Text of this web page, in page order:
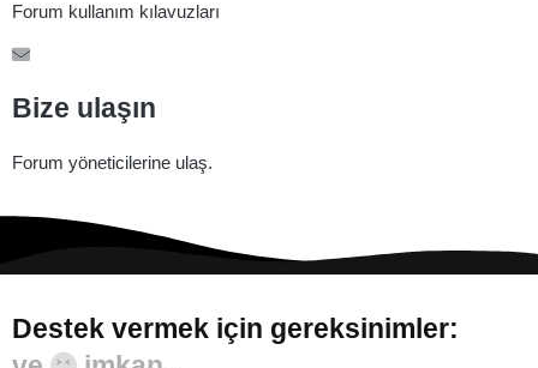
Forum kullanım kılavuzları
Bize ulaşın
Forum yöneticilerine ulaş.
Destek vermek için gereksinimler: